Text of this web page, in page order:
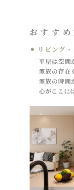
おすす
⚫︎ リビン
平屋は空間
家族の存在
家族の時間
心がここに